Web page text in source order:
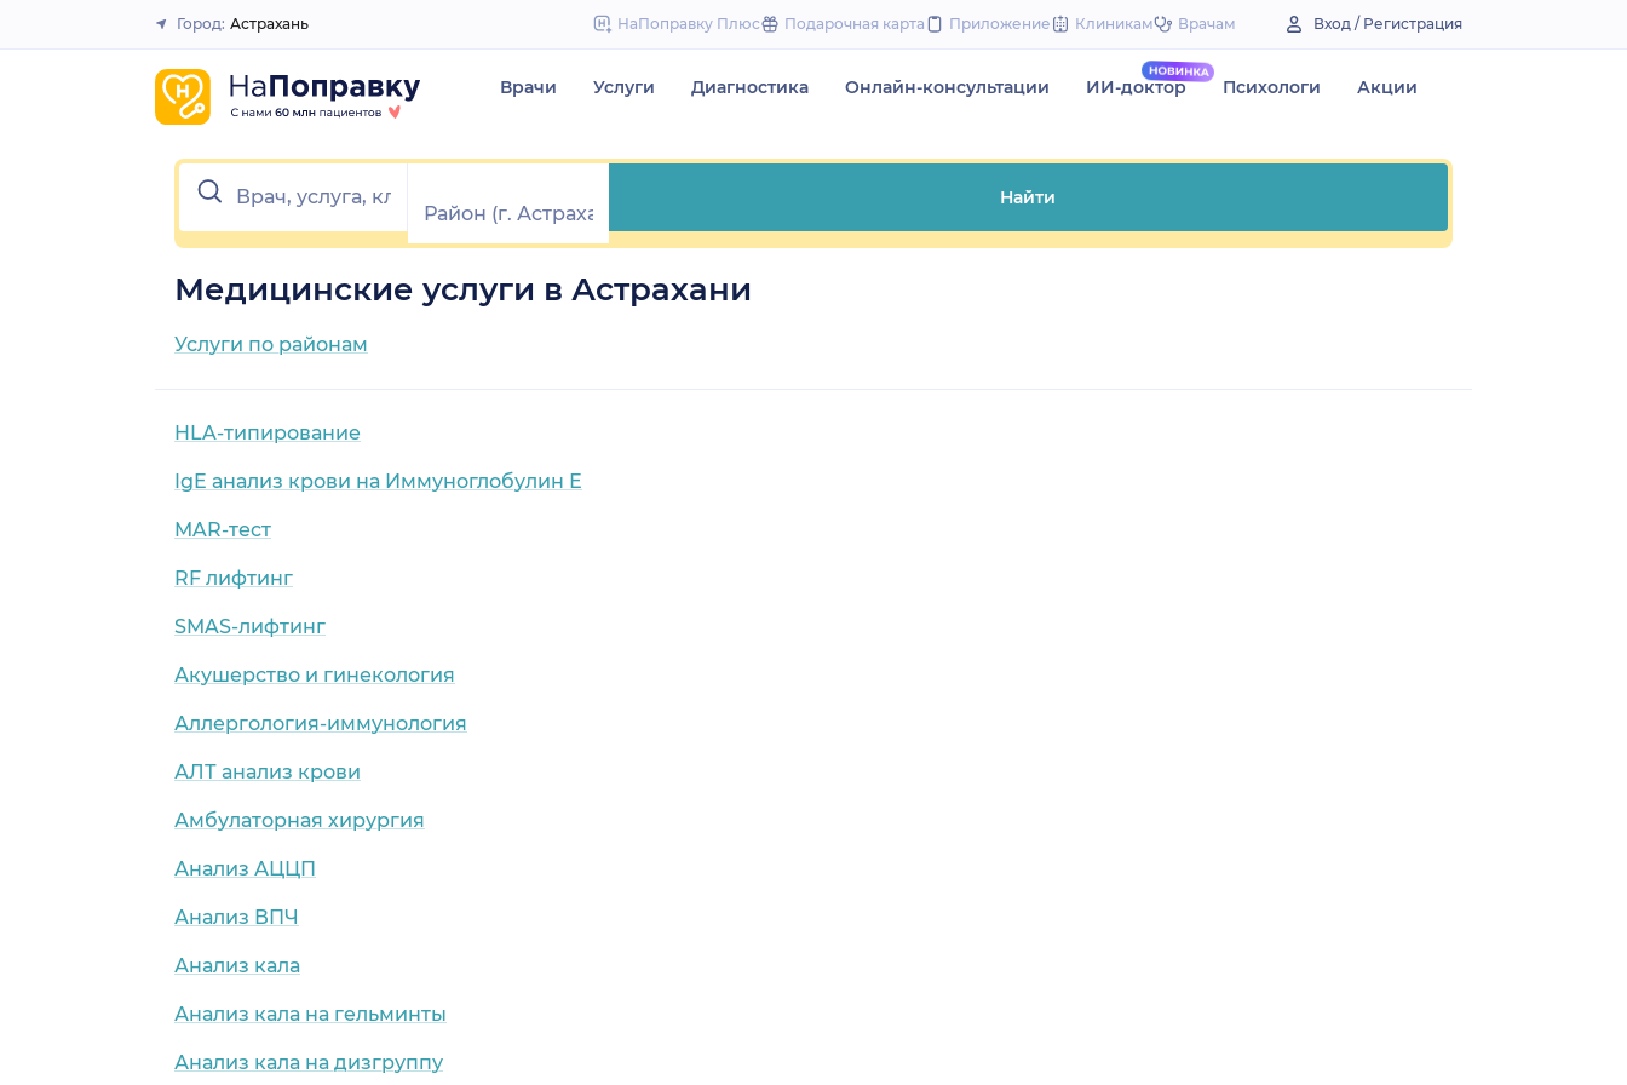
to
Закрыть
Город: Астрахань НаПоправку Плюс Подарочная карта Приложение Клиникам Врачам Вход / Регистрация
Врачи Услуги Диагностика Онлайн-консультации ИИ-доктор Психологи Акции
Найти
Медицинские услуги в Астрахани
Услуги по районам
HLA-типирование
IgE анализ крови на Иммуноглобулин Е
MAR-тест
RF лифтинг
SMAS-лифтинг
Акушерство и гинекология
Аллергология-иммунология
АЛТ анализ крови
Амбулаторная хирургия
Анализ АЦЦП
Анализ ВПЧ
Анализ кала
Анализ кала на гельминты
Анализ кала на дизгруппу